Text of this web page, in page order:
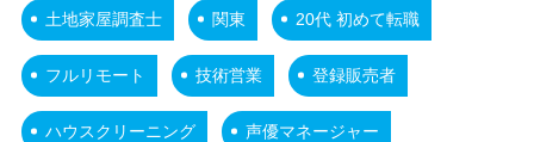
土地家屋調査士 関東 20代 初めて転職
フルリモート 技術営業 登録販売者
ハウスクリーニング 声優マネージャー